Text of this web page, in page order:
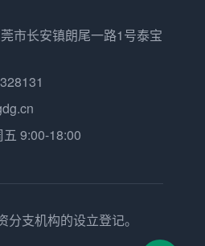
市长安镇朗尾一路1号泰宝
9:00-18:00
支机构的设立登记。